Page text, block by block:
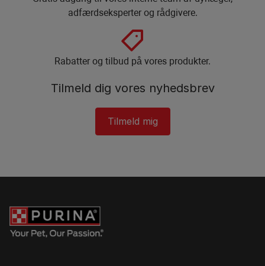
adfærdseksperter og rådgivere.
Rabatter og tilbud på vores produkter.
Tilmeld dig vores nyhedsbrev
Tilmeld mig